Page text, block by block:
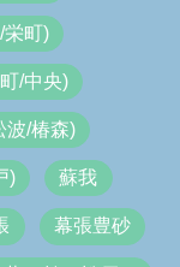
栄町)
/中央)
波/椿森)
) 蘇我
幕張豊砂